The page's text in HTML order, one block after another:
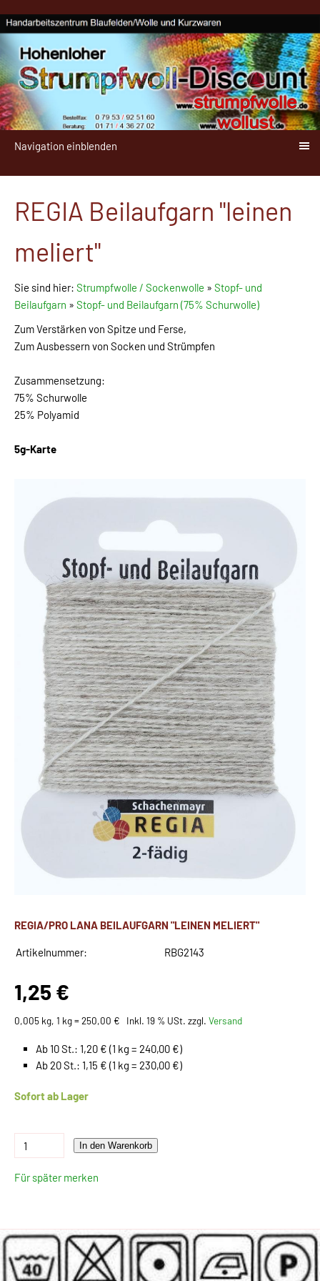
Navigation einblenden
REGIA Beilaufgarn "leinen
meliert"
Sie sind hier: Strumpfwolle / Sockenwolle » Stopf- und
Beilaufgarn » Stopf- und Beilaufgarn (75% Schurwolle)
Zum Verstärken von Spitze und Ferse,
Zum Ausbessern von Socken und Strümpfen
Zusammensetzung:
75% Schurwolle
25% Polyamid
5g-Karte
REGIA/PRO LANA BEILAUFGARN "LEINEN MELIERT"
Artikelnummer: RBG2143
1,25 €
0,005 kg, 1 kg = 250,00 € Inkl. 19 % USt. zzgl. Versand
Ab 10 St.: 1,20 € (1 kg = 240,00 €)
Ab 20 St.: 1,15 € (1 kg = 230,00 €)
Sofort ab Lager
In den Warenkorb
Für später merken